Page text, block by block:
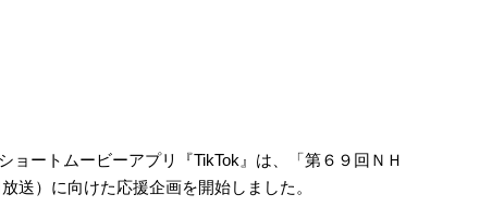
ョートムービーアプリ『TikTok』は、「第６９回ＮＨ
送）に向けた応援企画を開始しました。